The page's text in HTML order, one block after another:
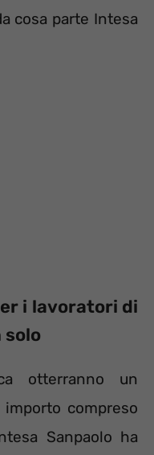
cosa parte Intesa
i lavoratori di
solo
otterranno un
compreso
Sanpaolo ha